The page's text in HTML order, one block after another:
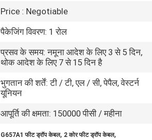
Price : Negotiable
पैकेजिंग विवरण: 1 रोल
प्रसव के समय: नमूना आदेश के लिए 3 से 5 दिन,
थोक आदेश के लिए 7 से 15 दिन है
भुगतान की शर्तें: टी / टी, एल / सी, पेपैल, वेस्टर्न
यूनियन
आपूर्ति की क्षमता: 150000 पीसी / महीना
G657A1 फीट ड्रॉप केबल, 2 कोर फीट ड्रॉप केबल,